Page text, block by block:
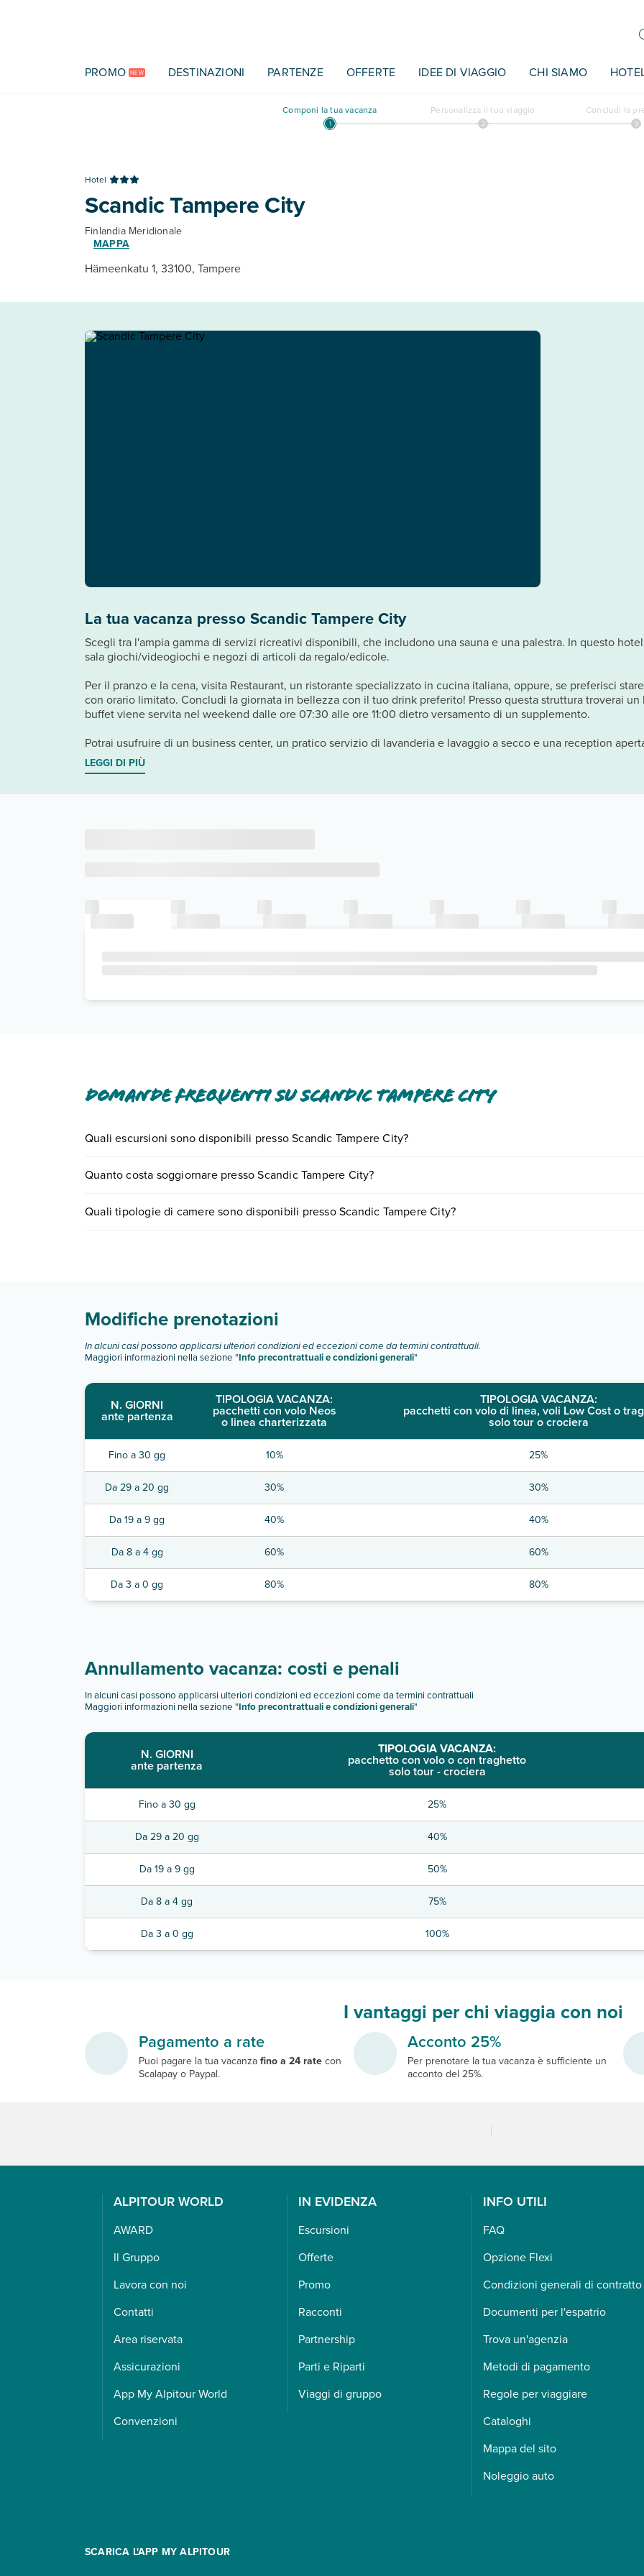
PROMO NEW DESTINAZIONI PARTENZE OFFERTE IDEE DI VIAGGIO CHI SIAMO
Componi la tua vacanza Personalizza il tuo viaggio Concludi la
Hotel
Scandic Tampere City
Finlandia Meridionale
MAPPA
Hämeenkatu 1, 33100, Tampere
La tua vacanza presso Scandic Tampere City
Scegli tra l'ampia gamma di servizi ricreativi disponibili, che includono una sauna e una palestra. In questo
sala giochi/videogiochi e negozi di articoli da regalo/edicole.
Per il pranzo e la cena, visita Restaurant, un ristorante specializzato in cucina italiana, oppure, se preferisci
con orario limitato. Concludi la giornata in bellezza con il tuo drink preferito! Presso questa struttura troverai
buffet viene servita nel weekend dalle ore 07:30 alle ore 11:00 dietro versamento di un supplemento.
Potrai usufruire di un business center, un pratico servizio di lavanderia e lavaggio a secco e una reception
LEGGI DI PIÙ
Domande frequenti su Scandic Tampere City
Quali escursioni sono disponibili presso Scandic Tampere City?
0721.17231 oprenotando un appuntamento.
Quanto costa soggiornare presso Scandic Tampere City?
quando partire.
Quali tipologie di camere sono disponibili presso Scandic Tampere City?
Modifiche prenotazioni
In alcuni casi possono applicarsi ulteriori condizioni ed eccezioni come da termini contrattuali.
Maggiori informazioni nella sezione "Info precontrattuali e condizioni generali"
N. GIORNI
ante partenza
TIPOLOGIA VACANZA:
pacchetti con volo Neos
o linea charterizzata
TIPOLOGIA VACANZA:
pacchetti con volo di linea, voli Low Cost o
solo tour o crociera
Fino a 30 gg 10% 25%
Da 29 a 20 gg 30% 30%
Da 19 a 9 gg 40% 40%
Da 8 a 4 gg 60% 60%
Da 3 a 0 gg 80% 80%
Annullamento vacanza: costi e penali
In alcuni casi possono applicarsi ulteriori condizioni ed eccezioni come da termini contrattuali
Maggiori informazioni nella sezione "Info precontrattuali e condizioni generali"
N. GIORNI
ante partenza
TIPOLOGIA VACANZA:
pacchetto con volo o con traghetto
solo tour - crociera
Fino a 30 gg 25%
Da 29 a 20 gg 40%
Da 19 a 9 gg 50%
Da 8 a 4 gg 75%
Da 3 a 0 gg 100%
I vantaggi per chi viaggia con noi
Pagamento a rate
Puoi pagare la tua vacanzafino a 24 ratecon
Scalapay o Paypal.
Acconto 25%
Per prenotare la tua vacanza è sufficiente un
acconto del 25%.
ALPITOUR WORLD
AWARD
Il Gruppo
Lavora con noi
Contatti
Area riservata
Assicurazioni
App My Alpitour World
Convenzioni
IN EVIDENZA
Escursioni
Offerte
Promo
Racconti
Partnership
Parti e Riparti
Viaggi di gruppo
INFO UTILI
FAQ
Opzione Flexi
Condizioni generali di contratto
Documenti per l'espatrio
Trova un'agenzia
Metodi di pagamento
Regole per viaggiare
Cataloghi
Mappa del sito
Noleggio auto
SCARICA L'APP MY ALPITOUR